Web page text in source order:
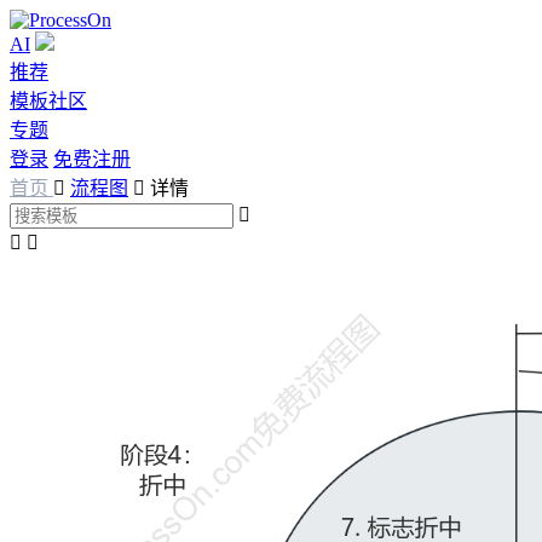
AI
推荐
模板社区
专题
登录 免费注册
首页  流程图  详情

 